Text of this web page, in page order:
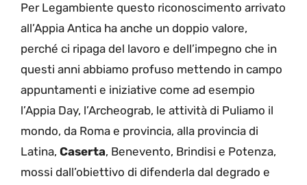
Per Legambiente questo riconoscimento arrivato
all’Appia Antica ha anche un doppio valore,
perché ci ripaga del lavoro e dell’impegno che in
questi anni abbiamo profuso mettendo in campo
appuntamenti e iniziative come ad esempio
l’Appia Day, l’Archeograb, le attività di Puliamo il
mondo, da Roma e provincia, alla provincia di
Latina, Caserta, Benevento, Brindisi e Potenza,
mossi dall’obiettivo di difenderla dal degrado e